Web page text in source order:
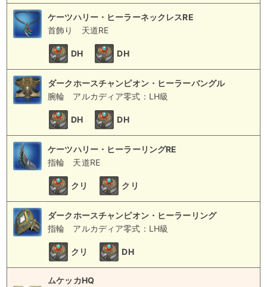
ケーツハリー・ヒーラーネックレスRE
首飾り
天道RE
DH DH
ダークホースチャンピオン・ヒーラーバングル
腕輪
アルカディア零式：LH級
DH DH
ケーツハリー・ヒーラーリングRE
指輪
天道RE
クリ クリ
ダークホースチャンピオン・ヒーラーリング
指輪
アルカディア零式：LH級
クリ DH
ムケッカHQ